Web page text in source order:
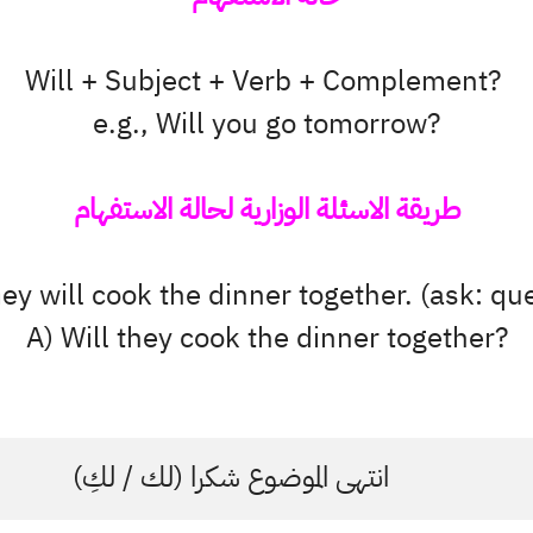
Will + Subject + Verb + Complement?
e.g., Will you go tomorrow?
طريقة الاسئلة الوزارية لحالة الاستفهام
will cook the dinner together. (ask:
A) Will they cook the dinner together?
انتهى الموضوع شكرا (لك / لكِ)